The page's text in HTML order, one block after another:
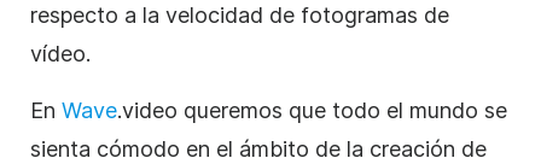
respecto a la velocidad de fotogramas de
vídeo.
En Wave.video queremos que todo el mundo se
sienta cómodo en el ámbito de la creación de